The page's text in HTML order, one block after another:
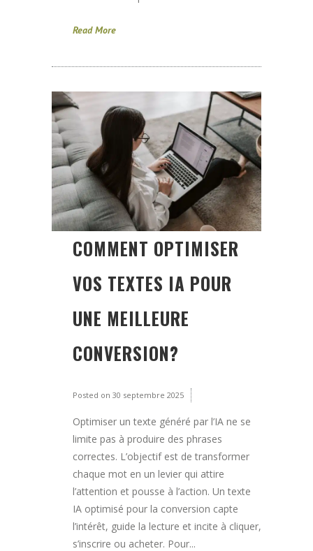
Read More
COMMENT OPTIMISER
VOS TEXTES IA POUR
UNE MEILLEURE
CONVERSION?
Posted on 30 septembre 2025
Optimiser un texte généré par l’IA ne se
limite pas à produire des phrases
correctes. L’objectif est de transformer
chaque mot en un levier qui attire
l’attention et pousse à l’action. Un texte
IA optimisé pour la conversion capte
l’intérêt, guide la lecture et incite à cliquer,
s’inscrire ou acheter. Pour...